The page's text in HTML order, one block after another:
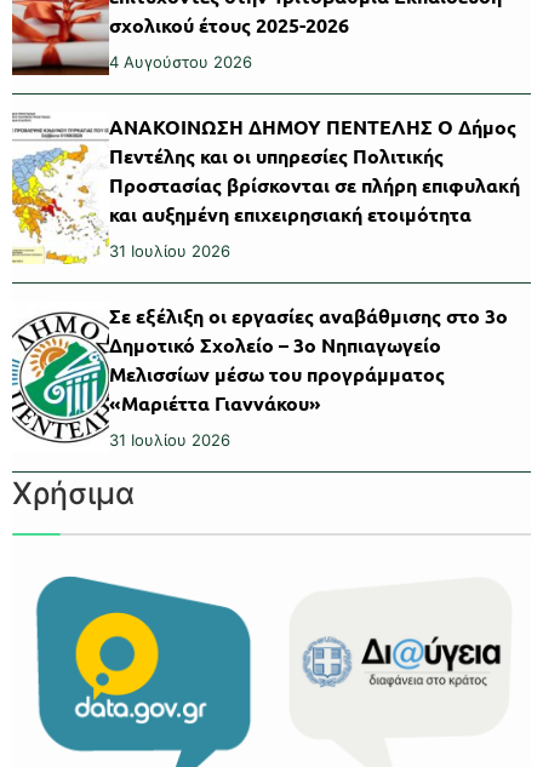
σχολικού έτους 2025-2026
4 Αυγούστου 2026
ΑΝΑΚΟΙΝΩΣΗ ΔΗΜΟΥ ΠΕΝΤΕΛΗΣ Ο Δήμος
Πεντέλης και οι υπηρεσίες Πολιτικής
Προστασίας βρίσκονται σε πλήρη επιφυλακή
και αυξημένη επιχειρησιακή ετοιμότητα
31 Ιουλίου 2026
Σε εξέλιξη οι εργασίες αναβάθμισης στο 3ο
Δημοτικό Σχολείο – 3ο Νηπιαγωγείο
Μελισσίων μέσω του προγράμματος
«Μαριέττα Γιαννάκου»
31 Ιουλίου 2026
Χρήσιμα